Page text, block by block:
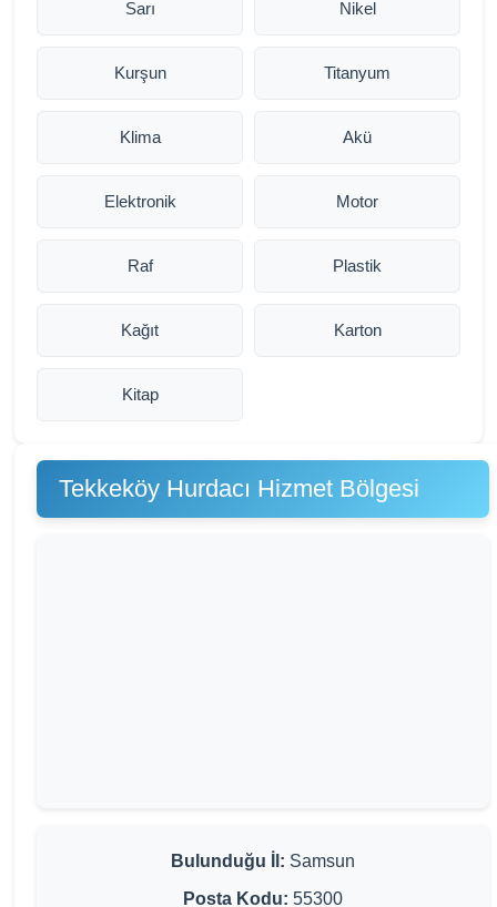
Sarı Nikel
Kurşun Titanyum
Klima Akü
Elektronik Motor
Raf Plastik
Kağıt Karton
Kitap
Tekkeköy Hurdacı Hizmet Bölgesi
Bulunduğu İl: Samsun
Posta Kodu: 55300